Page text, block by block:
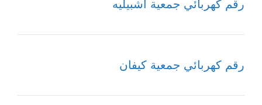
رقم كهربائي جمعية أشبيليه
رقم كهربائي جمعية كيفان